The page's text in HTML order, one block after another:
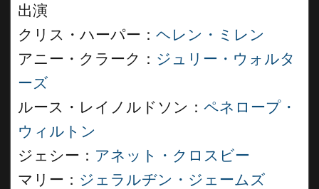
出演
クリス・ハーパー： ヘレン・ミレン
アニー・クラーク： ジュリー・ウォルタ
ーズ
ルース・レイノルドソン： ペネロープ・
ウィルトン
ジェシー： アネット・クロスビー
マリー： ジェラルヂン・ジェームズ